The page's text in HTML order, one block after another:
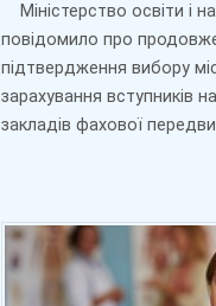
Міністерство освіти і
повідомило про
підтвердження вибору
зарахування вступників
закладів фахової